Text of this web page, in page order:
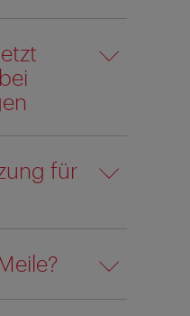
für